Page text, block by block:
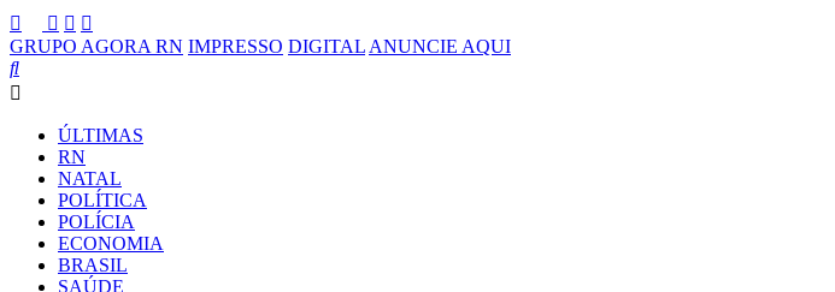
GRUPO AGORA RN IMPRESSO DIGITAL ANUNCIE AQUI
ÚLTIMAS
RN
NATAL
POLÍTICA
POLÍCIA
ECONOMIA
BRASIL
SAÚDE